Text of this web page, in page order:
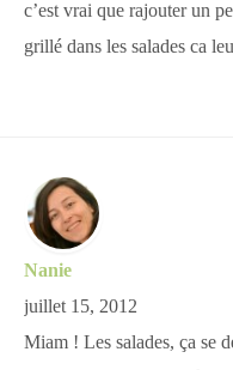
c’est vrai que rajouter un
grillé dans les salades ca
Nanie
juillet 15, 2012
Miam ! Les salades, ça se